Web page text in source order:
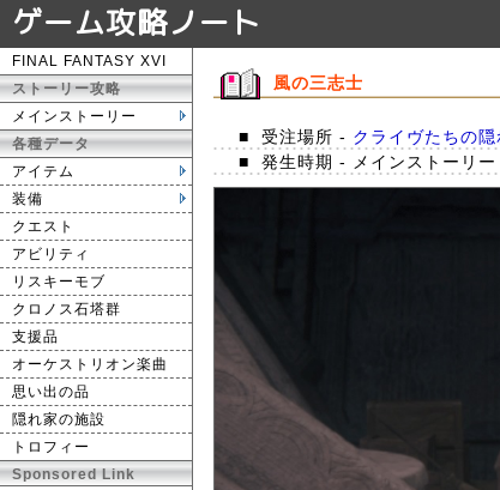
ゲーム攻略ノート
FINAL FANTASY XVI
ストーリー攻略
メインストーリー
各種データ
アイテム
装備
クエスト
アビリティ
リスキーモブ
クロノス石塔群
支援品
オーケストリオン楽曲
思い出の品
隠れ家の施設
トロフィー
Sponsored Link
風の三志士
■ 受注場所 - クライヴたちの隠
■
発生時期 - メインストーリー